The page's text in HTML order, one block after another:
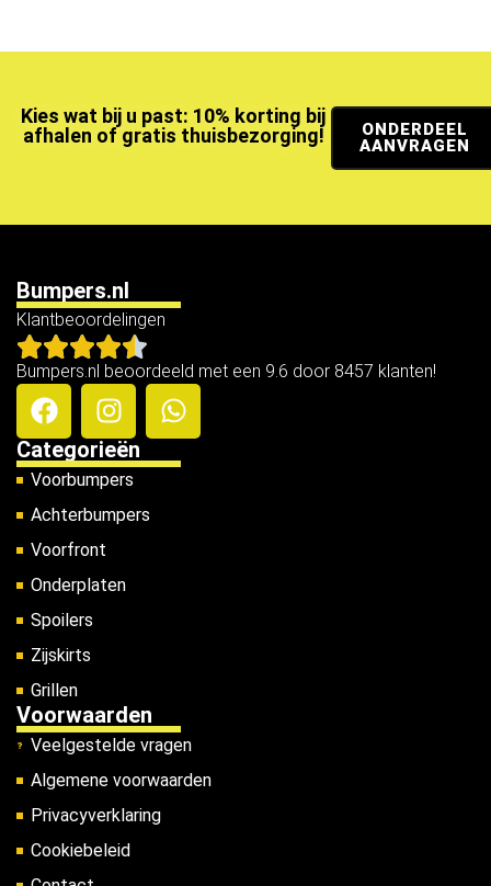
Kies wat bij u past: 10% korting bij
afhalen of gratis thuisbezorging!
ONDERDEEL
AANVRAGEN
Bumpers.nl
Klantbeoordelingen
Bumpers.nl beoordeeld met een 9.6 door 8457 klanten!
Categorieën
Voorbumpers
Achterbumpers
Voorfront
Onderplaten
Spoilers
Zijskirts
Grillen
Voorwaarden
Veelgestelde vragen
Algemene voorwaarden
Privacyverklaring
Cookiebeleid